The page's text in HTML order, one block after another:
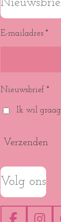
E-mailadres *
Nieuwsbrief *
Ik wil graag
Verzenden
Volg ons